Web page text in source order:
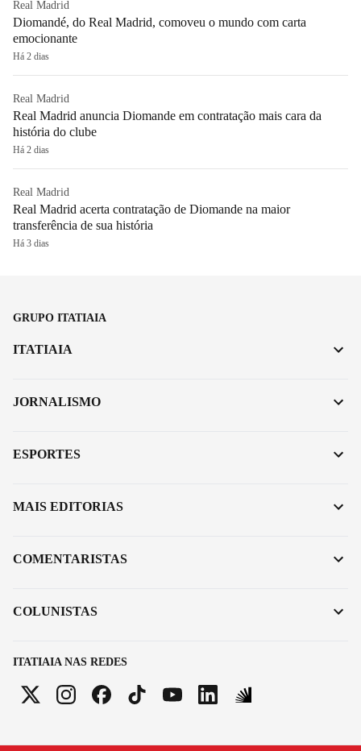
Real Madrid
Diomandé, do Real Madrid, comoveu o mundo com carta
emocionante
Há 2 dias
Real Madrid
Real Madrid anuncia Diomande em contratação mais cara da
história do clube
Há 2 dias
Real Madrid
Real Madrid acerta contratação de Diomande na maior
transferência de sua história
Há 3 dias
GRUPO ITATIAIA
ITATIAIA NAS REDES
ITATIAIA
JORNALISMO
ESPORTES
MAIS EDITORIAS
COMENTARISTAS
COLUNISTAS